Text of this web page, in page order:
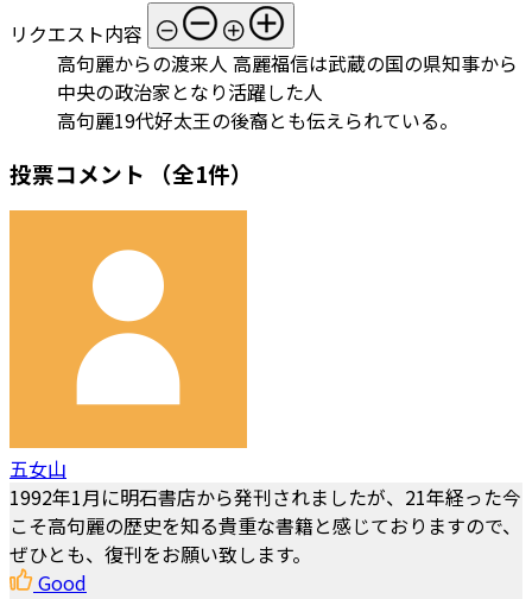
リクエスト内容
高句麗からの渡来人 高麗福信は武蔵の国の県知事から
中央の政治家となり活躍した人
高句麗19代好太王の後裔とも伝えられている。
投票コメント （全1件）
五女山
1992年1月に明石書店から発刊されましたが、21年経った今
こそ高句麗の歴史を知る貴重な書籍と感じておりますので、
ぜひとも、復刊をお願い致します。
Good